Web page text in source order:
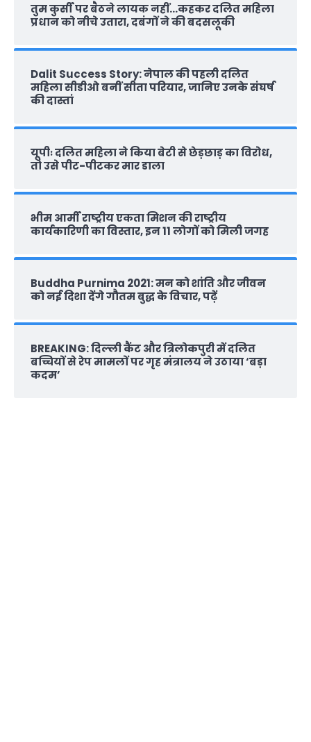
तुम कुर्सी पर बैठने लायक नहीं…कहकर दलित महिला
प्रधान को नीचे उतारा, दबंगों ने की बदसलूकी
Dalit Success Story: नेपाल की पहली दलित
महिला सीडीओ बनीं सीता परियार, जानिए उनके संघर्ष
की दास्‍तां
यूपीः दलित महिला ने किया बेटी से छेड़छाड़ का विरोध,
तो उसे पीट-पीटकर मार डाला
भीम आर्मी राष्‍ट्रीय एकता मिशन की राष्‍ट्रीय
कार्यकारिणी का विस्तार, इन 11 लोगों को मिली जगह
Buddha Purnima 2021: मन को शांति और जीवन
को नई दिशा देंगे गौतम बुद्ध के विचार, पढ़ें
BREAKING: दिल्‍ली कैंट और त्रिलोकपुरी में दलित
बच्चियों से रेप मामलों पर गृह मंत्रालय ने उठाया ‘बड़ा
कदम’